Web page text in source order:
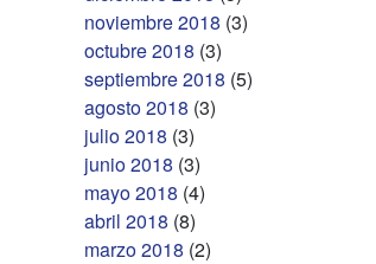
noviembre 2018 (3)
octubre 2018 (3)
septiembre 2018 (5)
agosto 2018 (3)
julio 2018 (3)
junio 2018 (3)
mayo 2018 (4)
abril 2018 (8)
marzo 2018 (2)